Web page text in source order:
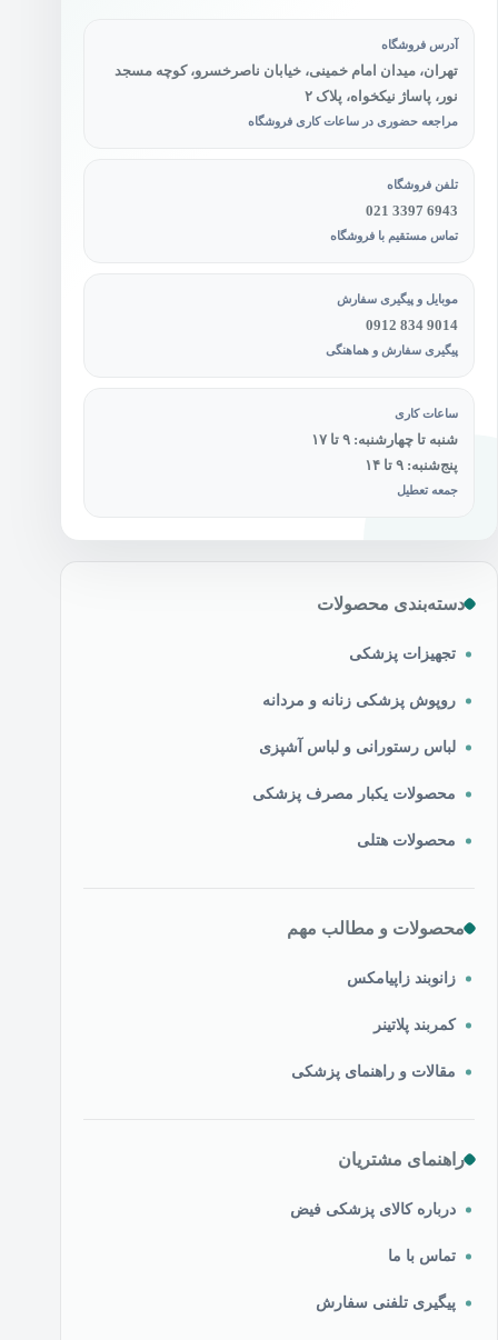
آدرس فروشگاه
تهران، میدان امام خمینی، خیابان ناصرخسرو، کوچه مسجد
نور، پاساژ نیکخواه، پلاک ۲
مراجعه حضوری در ساعات کاری فروشگاه
تلفن فروشگاه
021 3397 6943
تماس مستقیم با فروشگاه
موبایل و پیگیری سفارش
0912 834 9014
پیگیری سفارش و هماهنگی
ساعات کاری
شنبه تا چهارشنبه: ۹ تا ۱۷
پنج‌شنبه: ۹ تا ۱۴
جمعه تعطیل
دسته‌بندی محصولات
تجهیزات پزشکی
روپوش پزشکی زنانه و مردانه
لباس رستورانی و لباس آشپزی
محصولات یکبار مصرف پزشکی
محصولات هتلی
محصولات و مطالب مهم
زانوبند زاپیامکس
کمربند پلاتینر
مقالات و راهنمای پزشکی
راهنمای مشتریان
درباره کالای پزشکی فیض
تماس با ما
پیگیری تلفنی سفارش